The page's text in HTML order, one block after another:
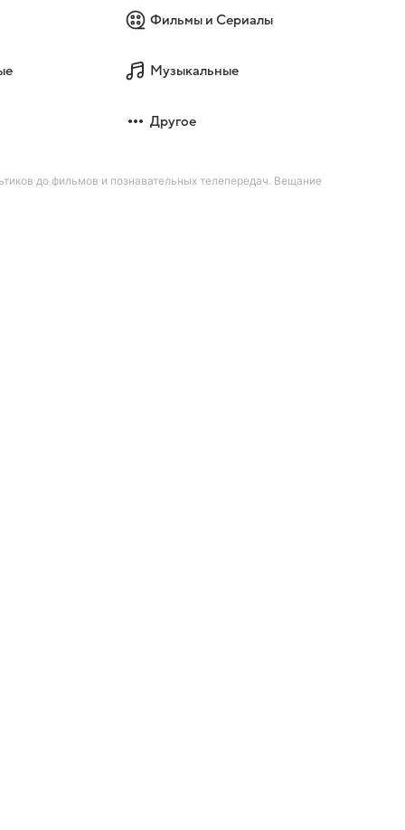
Фильмы и Сериалы
Музыкальные
Другое
до фильмов и познавательных телепередач. Вещание